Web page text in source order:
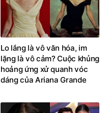
Lo lắng là vô văn hóa, im
lặng là vô cảm? Cuộc khủng
hoảng ứng xử quanh vóc
dáng của Ariana Grande